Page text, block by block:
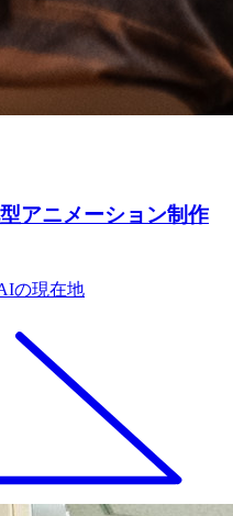
アニメーション制作
の現在地